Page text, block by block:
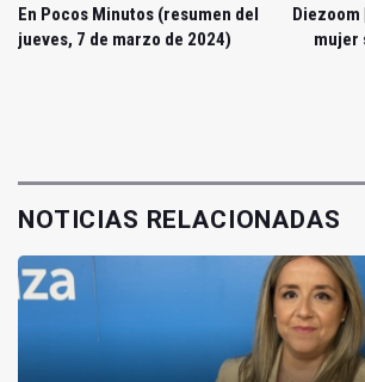
En Pocos Minutos (resumen del
jueves, 7 de marzo de 2024)
Diezoom
mujer
NOTICIAS RELACIONADAS